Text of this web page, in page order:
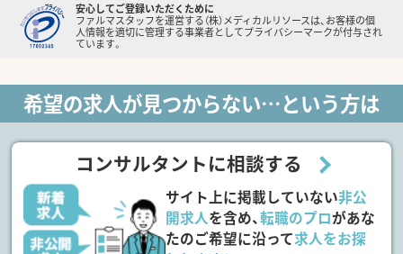
安心してご登録いただくために
ファルマスタッフを運営する（株）メディカルリソースは、お客様の個
人情報を適切に管理する事業者としてプライバシーマークが付与され
ています。
希望の求人が見つからない…という方は
コンサルタントに相談する
サイト上に掲載していない非公
開求人を含め、転職のプロがあな
たのご希望に沿って求人をお探